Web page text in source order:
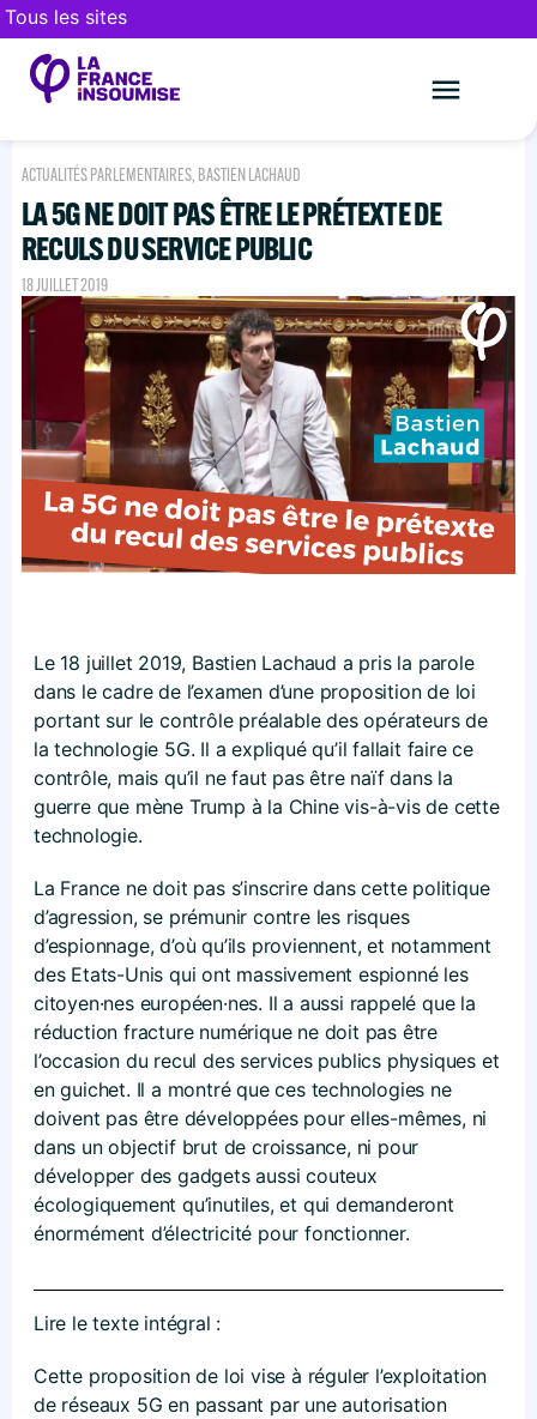
Tous les sites
ACTUALITÉS PARLEMENTAIRES, BASTIEN LACHAUD
LA 5G NE DOIT PAS ÊTRE LE PRÉTEXTE DE
RECULS DU SERVICE PUBLIC
18 JUILLET 2019
Le 18 juillet 2019, Bastien Lachaud a pris la parole
dans le cadre de l’examen d’une proposition de loi
portant sur le contrôle préalable des opérateurs de
la technologie 5G. Il a expliqué qu’il fallait faire ce
contrôle, mais qu’il ne faut pas être naïf dans la
guerre que mène Trump à la Chine vis-à-vis de cette
technologie.
La France ne doit pas s’inscrire dans cette politique
d’agression, se prémunir contre les risques
d’espionnage, d’où qu’ils proviennent, et notamment
des Etats-Unis qui ont massivement espionné les
citoyen·nes européen·nes. Il a aussi rappelé que la
réduction fracture numérique ne doit pas être
l’occasion du recul des services publics physiques et
en guichet. Il a montré que ces technologies ne
doivent pas être développées pour elles-mêmes, ni
dans un objectif brut de croissance, ni pour
développer des gadgets aussi couteux
écologiquement qu’inutiles, et qui demanderont
énormément d’électricité pour fonctionner.
Lire le texte intégral :
Cette proposition de loi vise à réguler l’exploitation
de réseaux 5G en passant par une autorisation